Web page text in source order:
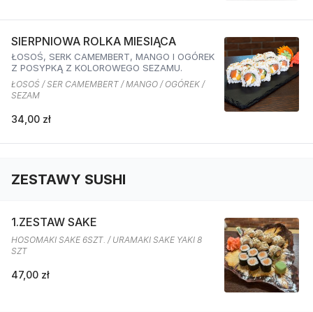
SIERPNIOWA ROLKA MIESIĄCA
ŁOSOŚ, SERK CAMEMBERT, MANGO I OGÓREK
Z POSYPKĄ Z KOLOROWEGO SEZAMU.
ŁOSOŚ / SER CAMEMBERT / MANGO / OGÓREK /
SEZAM
34,00 zł
ZESTAWY SUSHI
1.ZESTAW SAKE
HOSOMAKI SAKE 6SZT. / URAMAKI SAKE YAKI 8
SZT
47,00 zł